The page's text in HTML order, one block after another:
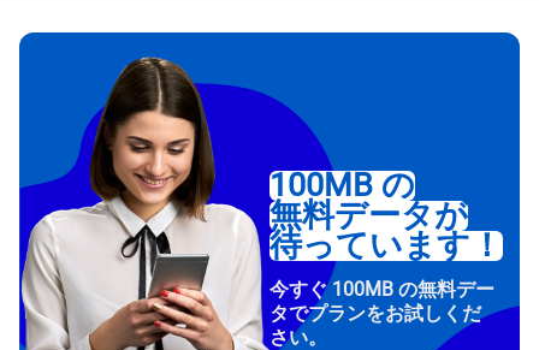
100MB の
無料データが
待っています！
今すぐ 100MB の無料デー
タでプランをお試しくだ
さい。